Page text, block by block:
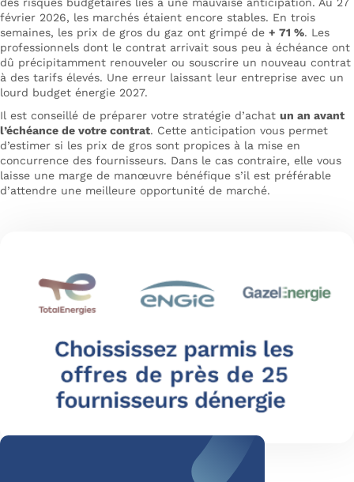
des risques budgétaires liés à une mauvaise anticipation. Au 27
février 2026, les marchés étaient encore stables. En trois
semaines, les prix de gros du gaz ont grimpé de + 71 %. Les
professionnels dont le contrat arrivait sous peu à échéance ont
dû précipitamment renouveler ou souscrire un nouveau contrat
à des tarifs élevés. Une erreur laissant leur entreprise avec un
lourd budget énergie 2027.
Il est conseillé de préparer votre stratégie d’achat un an avant
l’échéance de votre contrat. Cette anticipation vous permet
d’estimer si les prix de gros sont propices à la mise en
concurrence des fournisseurs. Dans le cas contraire, elle vous
laisse une marge de manœuvre bénéfique s’il est préférable
d’attendre une meilleure opportunité de marché.